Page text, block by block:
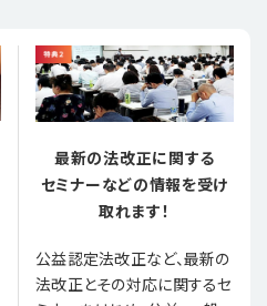
最新の法改正に関する
セミナーなどの情報を受け
取れます！
公益認定法改正など、最新の
法改正とその対応に関するセ